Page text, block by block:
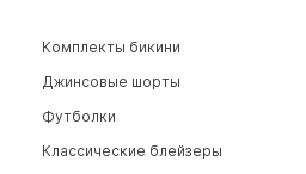
Комплекты бикини
Джинсовые шорты
Футболки
Классические блейзеры